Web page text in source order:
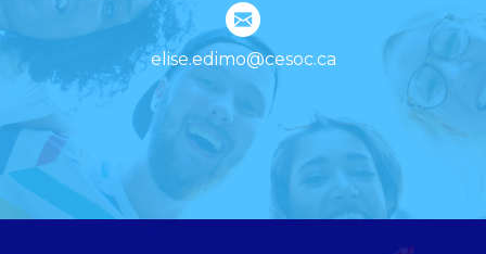
elise.edimo@cesoc.ca